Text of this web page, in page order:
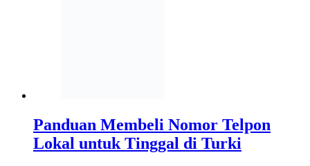
Panduan Membeli Nomor Telpon
Lokal untuk Tinggal di Turki